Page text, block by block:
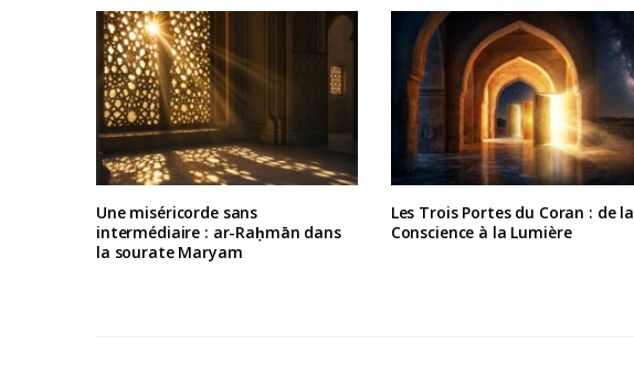
Une miséricorde sans
intermédiaire : ar-Raḥmān dans
la sourate Maryam
Les Trois Portes du Coran : de la
Conscience à la Lumière